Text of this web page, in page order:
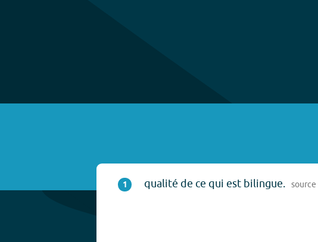
1 qualité de ce qui est bilingue. source